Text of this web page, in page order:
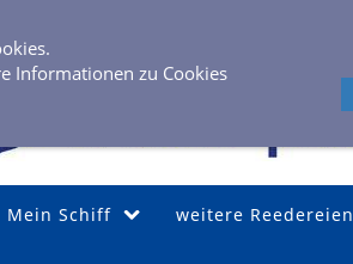
Mein Schiff weitere Reedereien
Informationen zu Cookies